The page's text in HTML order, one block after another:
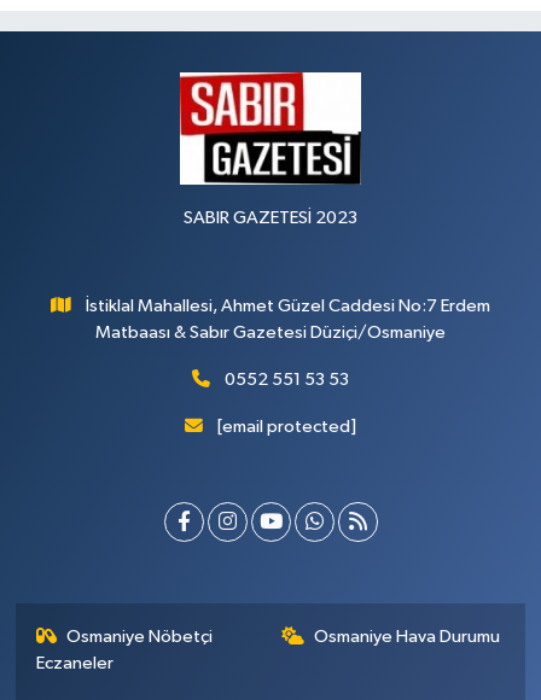
SABIR GAZETESİ 2023
İstiklal Mahallesi, Ahmet Güzel Caddesi No:7 Erdem
Matbaası & Sabır Gazetesi Düziçi/Osmaniye
0552 551 53 53
[email protected]
Osmaniye Nöbetçi
Eczaneler
Osmaniye Hava Durumu